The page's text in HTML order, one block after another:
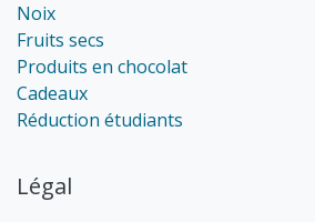
Noix
Fruits secs
Produits en chocolat
Cadeaux
Réduction étudiants
Légal